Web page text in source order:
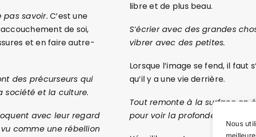
Nous
pas savoir. C’est une
de soi,
et en faire autre-
des précurseurs qui
société et la culture.
avec leur regard
vu comme une rébellion
libre et de plus beau.
S’écrier avec des grandes
vibrer avec des petites.
Lorsque l’image se fend, il faut
qu’il y a une vie derrière.
Tout remonte à la surface on
pour voir la profondeur de l’eau.